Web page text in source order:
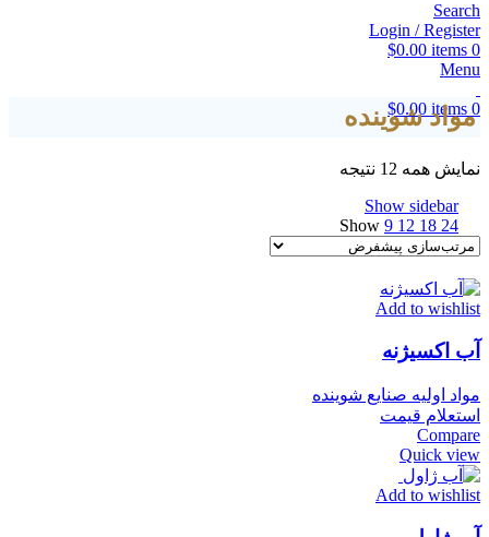
Search
Login / Register
0
items
$0.00
Menu
0
items
$0.00
مواد شوینده
نمایش همه 12 نتیجه
Show sidebar
Show 9 12 18 24
Add to wishlist
آب اکسیژنه
مواد اولیه صنایع شوینده
استعلام قیمت
Compare
Quick view
Add to wishlist